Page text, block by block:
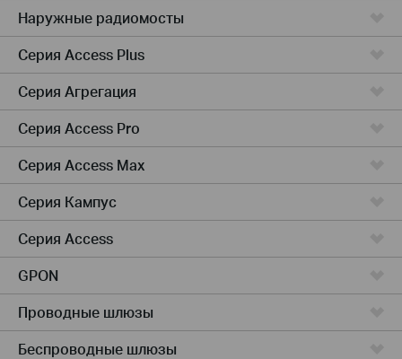
Наружные радиомосты
Серия Access Plus
Серия Агрегация
Серия Access Pro
Серия Access Max
Серия Кампус
Серия Access
GPON
Проводные шлюзы
Беспроводные шлюзы